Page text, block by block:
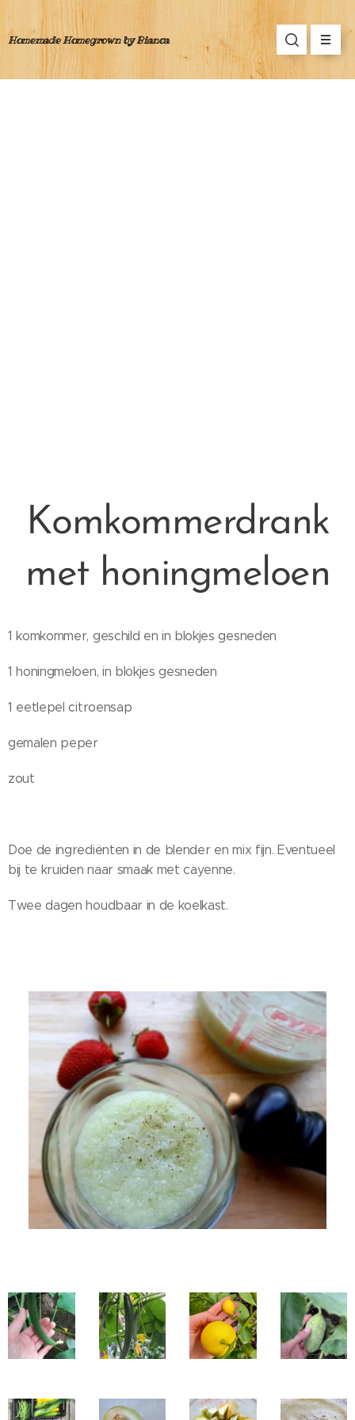
Homemade Homegrown by Bianca
Komkommerdrank
met honingmeloen
1 komkommer, geschild en in blokjes gesneden
1 honingmeloen, in blokjes gesneden
1 eetlepel citroensap
gemalen peper
zout
Doe de ingrediënten in de blender en mix fijn. Eventueel
bij te kruiden naar smaak met cayenne.
Twee dagen houdbaar in de koelkast.